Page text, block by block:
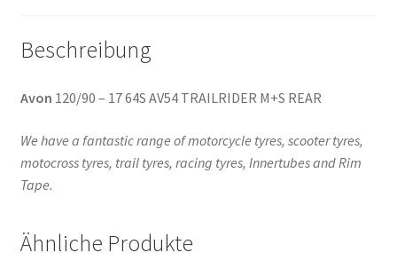
Beschreibung
Avon 120/90 – 17 64S AV54 TRAILRIDER M+S REAR
We have a fantastic range of motorcycle tyres, scooter tyres,
motocross tyres, trail tyres, racing tyres, Innertubes and Rim
Tape.
Ähnliche Produkte